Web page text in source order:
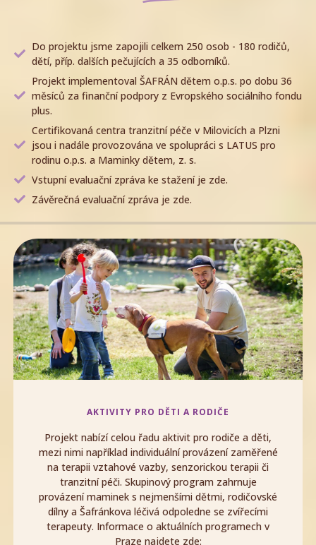
Do projektu jsme zapojili celkem 250 osob - 180 rodičů,
dětí, příp. dalších pečujících a 35 odborníků.
Projekt implementoval ŠAFRÁN dětem o.p.s. po dobu 36
měsíců za finanční podpory z Evropského sociálního fondu
plus.
Certifikovaná centra tranzitní péče v Milovicích a Plzni
jsou i nadále provozována ve spolupráci s LATUS pro
rodinu o.p.s. a Maminky dětem, z. s.
Vstupní evaluační zpráva ke stažení je zde.
Závěrečná evaluační zpráva je zde.
AKTIVITY PRO DĚTI A RODIČE​
Projekt nabízí celou řadu aktivit pro rodiče a děti,
mezi nimi například individuální provázení zaměřené
na terapii vztahové vazby, senzorickou terapii či
tranzitní péči. Skupinový program zahrnuje
provázení maminek s nejmenšími dětmi, rodičovské
dílny a Šafránkova léčivá odpoledne se zvířecími
terapeuty. Informace o aktuálních programech v
Praze najdete zde: